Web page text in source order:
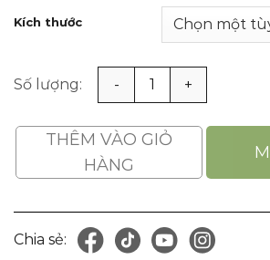
Kích thước
Thảm cao su cách điện 10kv chịu
THÊM VÀO GIỎ
HÀNG
Chia sẻ: